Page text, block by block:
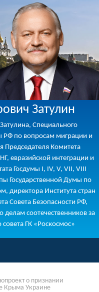
Затулин
Специального
РФ по вопросам миграции и
Председателя Комитета
евразийской интеграции и
Госдумы I, IV, V, VII, VIII
Государственной Думы по
директора Института стран
Совета Безопасности РФ,
делам соотечественников за
ГК «Роскосмос»
о признании
Крыма Украине